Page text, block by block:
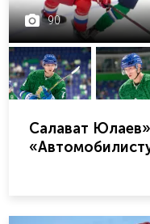
90
Салават